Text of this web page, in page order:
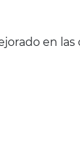
en las